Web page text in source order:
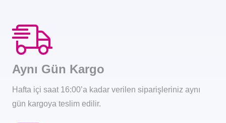
Aynı Gün Kargo
Hafta içi saat 16:00’a kadar verilen siparişleriniz aynı
gün kargoya teslim edilir.